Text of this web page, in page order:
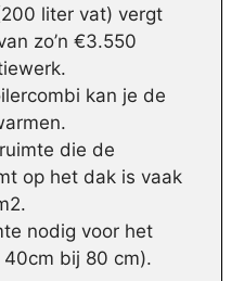
liter vat) vergt
zo’n €3.550
kan je de
die de
op het dak is vaak
nodig voor het
bij 80 cm).